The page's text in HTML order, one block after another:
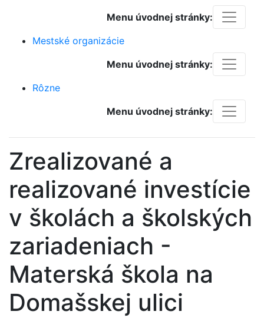
Menu úvodnej stránky:
Mestské organizácie
Menu úvodnej stránky:
Rôzne
Menu úvodnej stránky:
Zrealizované a
realizované investície
v školách a školských
zariadeniach -
Materská škola na
Domašskej ulici